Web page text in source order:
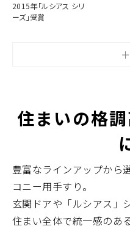
2015年「ルシアス シリ
ーズ」受賞
住まいの格
豊富なラインアップから
コニー用手すり。
玄関ドアや「ルシアス」
住まい全体で統一感のあ